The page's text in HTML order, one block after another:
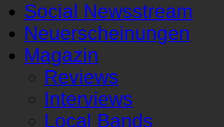
Social Newsstream
Neuerscheinungen
Magazin
Reviews
Interviews
Local Bands